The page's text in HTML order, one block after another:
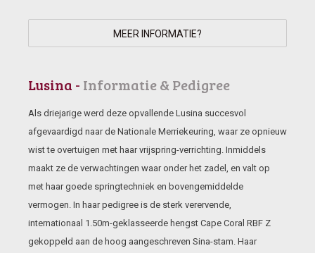
MEER INFORMATIE?
Lusina - Informatie & Pedigree
Als driejarige werd deze opvallende Lusina succesvol
afgevaardigd naar de Nationale Merriekeuring, waar ze opnieuw
wist te overtuigen met haar vrijspring-verrichting. Inmiddels
maakt ze de verwachtingen waar onder het zadel, en valt op
met haar goede springtechniek en bovengemiddelde
vermogen. In haar pedigree is de sterk verervende,
internationaal 1.50m-geklasseerde hengst Cape Coral RBF Z
gekoppeld aan de hoog aangeschreven Sina-stam. Haar